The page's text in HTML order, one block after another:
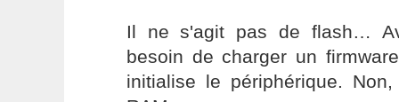
Il ne s'agit pas de flash…
besoin de charger un
initialise le périphérique.